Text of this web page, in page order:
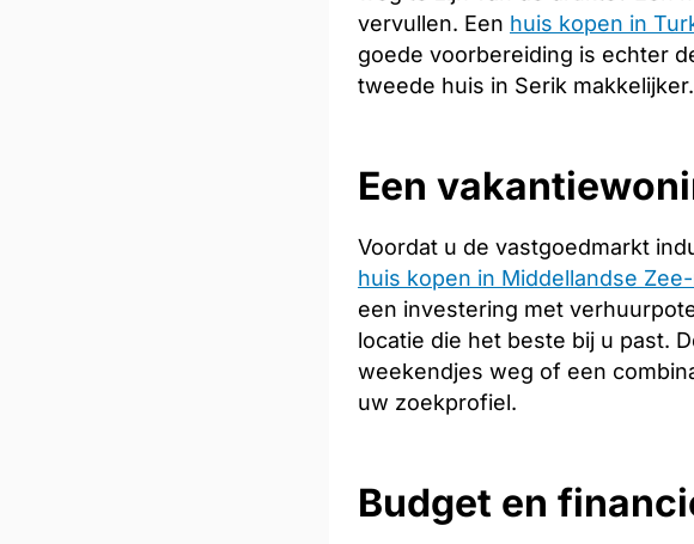
vervullen. Een huis kopen in
goede voorbereiding is echter
tweede huis in Serik makkelijker.
Een
Voordat u de vastgoedmarkt
huis kopen in Middellandse
een investering met
locatie die het beste bij u past.
weekendjes weg of een
uw zoekprofiel.
Budget en